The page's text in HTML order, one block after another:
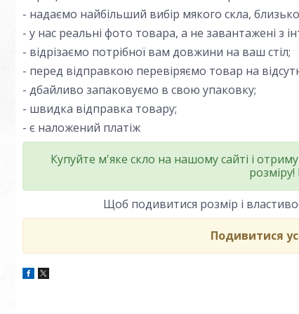
- надаємо найбільший вибір мякого скла,
- у нас реальні фото товара, а не завантажені з
- відрізаємо потрібної вам довжини на ваш стіл;
- перед відправкою перевіряємо товар на
- дбайливо запаковуємо в свою упаковку;
- швидка відправка товару;
- є наложений платіж
Купуйте м'яке скло на нашому сайті і
Щоб подивитися розмір і
Подивитися